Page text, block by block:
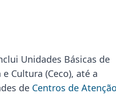
Unidades Básicas de
Cultura (Ceco), até a
de Centros de